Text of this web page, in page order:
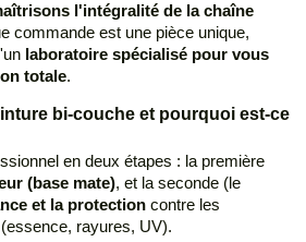
l'intégralité de la chaîne
commande est une pièce unique,
laboratoire spécialisé pour vous
totale.
bi-couche et pourquoi est-ce
en deux étapes : la première
(base mate), et la seconde (le
et la protection contre les
rayures, UV).